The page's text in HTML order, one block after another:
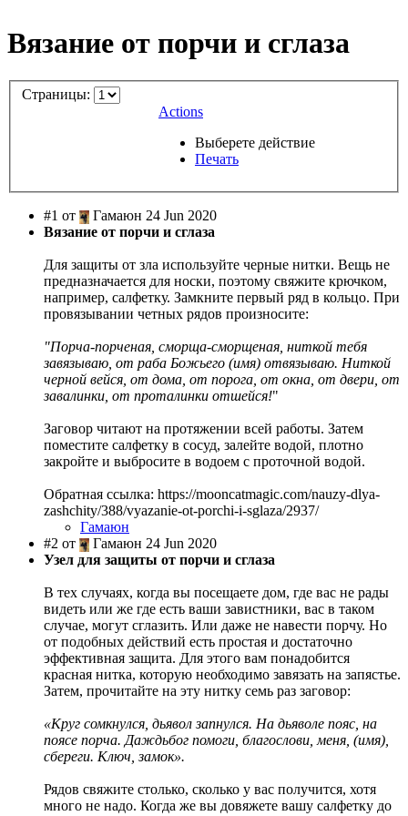
Вязание от порчи и сглаза
Страницы:
Actions
Выберете действие
Печать
#1 от
Гамаюн 24 Jun 2020
Вязание от порчи и сглаза
Для защиты от зла используйте черные нитки. Вещь не
предназначается для носки, поэтому свяжите крючком,
например, салфетку. Замкните первый ряд в кольцо. При
провязывании четных рядов произносите:
"Порча-порченая, сморща-сморщеная, ниткой тебя
завязываю, от раба Божьего (имя) отвязываю. Ниткой
черной вейся, от дома, от порога, от окна, от двери, от
завалинки, от проталинки отшейся!"
Заговор читают на протяжении всей работы. Затем
поместите салфетку в сосуд, залейте водой, плотно
закройте и выбросите в водоем с проточной водой.
Обратная ссылка: https://mooncatmagic.com/nauzy-dlya-
zashchity/388/vyazanie-ot-porchi-i-sglaza/2937/
Гамаюн
#2 от
Гамаюн 24 Jun 2020
Узел для защиты от порчи и сглаза
В тех случаях, когда вы посещаете дом, где вас не рады
видеть или же где есть ваши завистники, вас в таком
случае, могут сглазить. Или даже не навести порчу. Но
от подобных действий есть простая и достаточно
эффективная защита. Для этого вам понадобится
красная нитка, которую необходимо завязать на запястье.
Затем, прочитайте на эту нитку семь раз заговор:
«Круг сомкнулся, дьявол запнулся. На дьяволе пояс, на
поясе порча. Даждьбог помоги, благослови, меня, (имя),
сбереги. Ключ, замок».
Рядов свяжите столько, сколько у вас получится, хотя
много не надо. Когда же вы довяжете вашу салфетку до